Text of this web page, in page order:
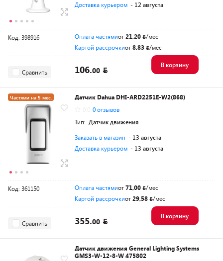
Доставка курьером - 12 августа
Код: 398916 Оплата частямиот21,20
/мес
Картой рассрочкиот8,83 /мес
Сравнить 106.00
В корзину
Частями на 5 мес.
Датчик Dahua DHI-ARD2251E-W2(868)
0 отзывов
Тип: Датчик движения
Заказать в магазин - 13 августа
Доставка курьером - 13 августа
Код: 361150 Оплата частямиот71,00
/мес
Картой рассрочкиот29,58 /мес
Сравнить 355.00
В корзину
Датчик движения General Lighting Systems
GMS3-W-12-8-W 475802